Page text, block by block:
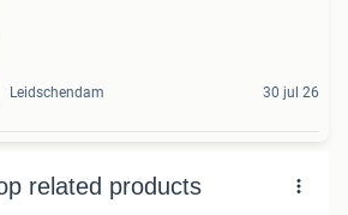
Leidschendam 30 jul 26